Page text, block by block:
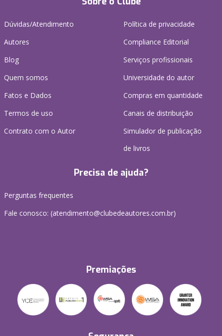
Dúvidas/Atendimento
Autores
Blog
Quem somos
Fatos e Dados
Termos de uso
Contrato com o Autor
Política de privacidade
Compliance Editorial
Serviços profissionais
Universidade do autor
Compras em quantidade
Canais de distribuição
Simulador de publicação
de livros
Precisa de ajuda?
Perguntas frequentes
Fale conosco: (atendimento@clubedeautores.com.br)
Premiações